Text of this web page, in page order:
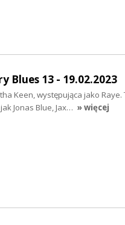
Blues 13 - 19.02.2023
Keen, występująca jako
Jonas Blue, Jax… » więcej